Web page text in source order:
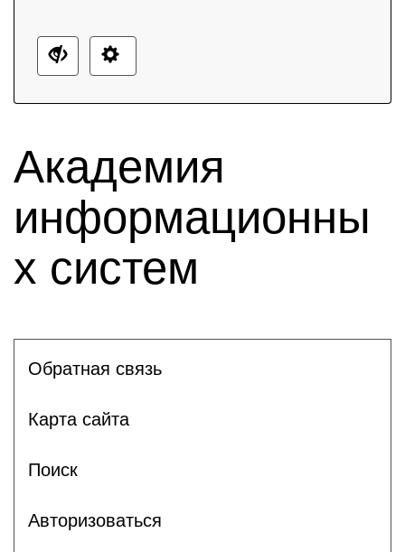
Академия
информационны
х систем
Обратная связь
Карта сайта
Поиск
Авторизоваться